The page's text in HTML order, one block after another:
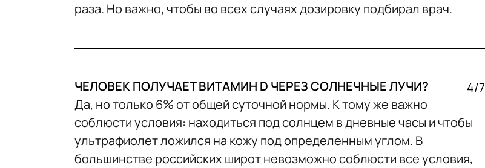
раза. Но важно, чтобы во всех случаях дозировку подбирал врач.
ЧЕЛОВЕК ПОЛУЧАЕТ ВИТАМИН D ЧЕРЕЗ СОЛНЕЧНЫЕ ЛУЧИ?
4/7
Да, но только 6% от общей суточной нормы. К тому же важно
соблюсти условия: находиться под солнцем в дневные часы и чтобы
ультрафиолет ложился на кожу под определенным углом. В
большинстве российских широт невозможно соблюсти все условия,